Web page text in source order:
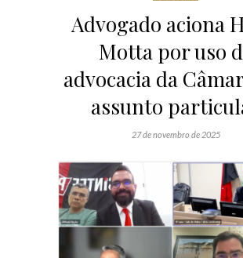
Advogado aciona
Motta por uso
advocacia da
assunto
27 de novembro de 2025